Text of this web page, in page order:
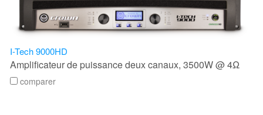
I-Tech 9000HD
Amplificateur de puissance deux canaux, 3500W @ 4Ω
comparer